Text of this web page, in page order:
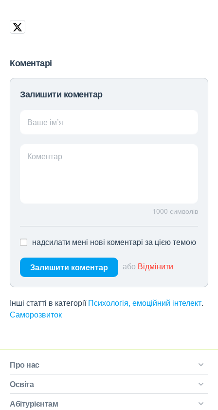
Коментарі
Залишити коментар
Ваше ім’я
Коментар
1000 символів
надсилати мені нові коментарі за цією темою
Залишити коментар або Відмінити
Інші статті в категорії Психологія, емоційний інтелект
Саморозвиток
Про нас
Освіта
Абітурієнтам